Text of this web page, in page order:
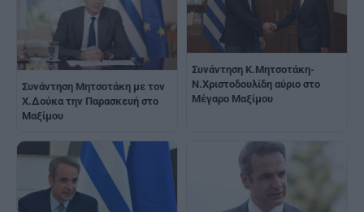
Συνάντηση Μητσοτάκη με τον
Χ.Δούκα την Παρασκευή στο
Μαξίμου
Συνάντηση Κ.Μητσοτάκη-
Ν.Χριστοδουλίδη αύριο στο
Μέγαρο Μαξίμου